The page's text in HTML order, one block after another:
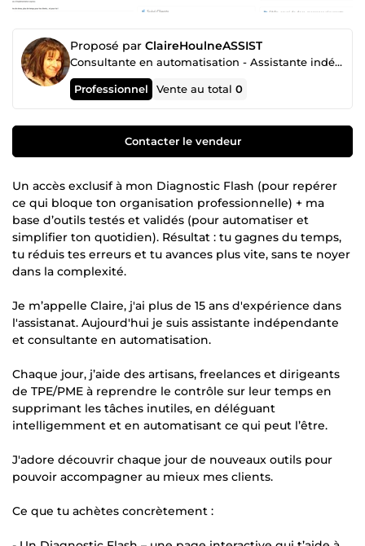
Proposé par ClaireHoulneASSIST
Consultante en automatisation - Assistante indépendante
Professionnel Vente au total0
Contacter le vendeur
Un accès exclusif à mon Diagnostic Flash (pour repérer
ce qui bloque ton organisation professionnelle) + ma
base d’outils testés et validés (pour automatiser et
simplifier ton quotidien). Résultat : tu gagnes du temps,
tu réduis tes erreurs et tu avances plus vite, sans te noyer
dans la complexité.
Je m’appelle Claire, j'ai plus de 15 ans d'expérience dans
l'assistanat. Aujourd'hui je suis assistante indépendante
et consultante en automatisation.
Chaque jour, j’aide des artisans, freelances et dirigeants
de TPE/PME à reprendre le contrôle sur leur temps en
supprimant les tâches inutiles, en déléguant
intelligemment et en automatisant ce qui peut l’être.
J'adore découvrir chaque jour de nouveaux outils pour
pouvoir accompagner au mieux mes clients.
Ce que tu achètes concrètement :